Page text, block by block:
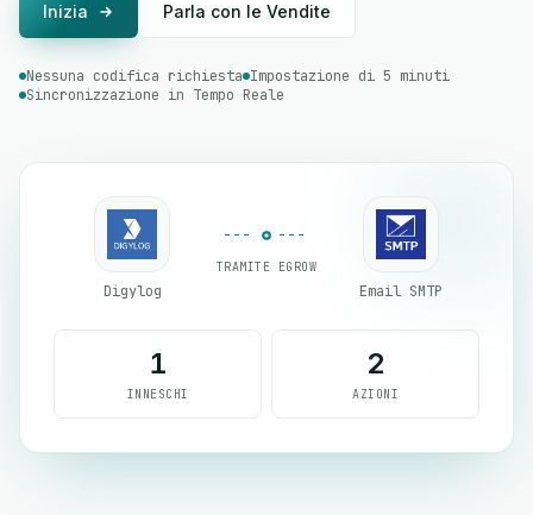
Inizia Parla con le Vendite
Nessuna codifica richiesta Impostazione di 5 minuti
Sincronizzazione in Tempo Reale
Digylog
TRAMITE EGROW
Email SMTP
1
INNESCHI
2
AZIONI